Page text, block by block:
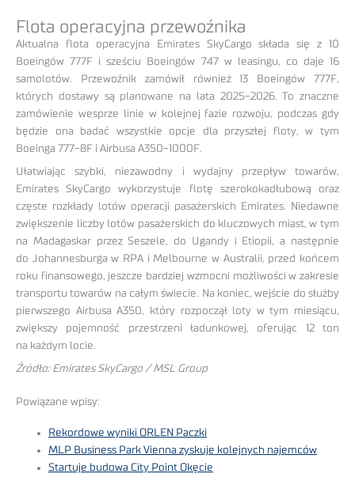
Flota operacyjna przewoźnika
Aktualna flota operacyjna Emirates SkyCargo składa się z 10
Boeingów 777F i sześciu Boeingów 747 w leasingu, co daje 16
samolotów. Przewoźnik zamówił również 13 Boeingów 777F,
których dostawy są planowane na lata 2025-2026. To znaczne
zamówienie wesprze linie w kolejnej fazie rozwoju, podczas gdy
będzie ona badać wszystkie opcje dla przyszłej floty, w tym
Boeinga 777-8F i Airbusa A350-1000F.
Ułatwiając szybki, niezawodny i wydajny przepływ towarów,
Emirates SkyCargo wykorzystuje flotę szerokokadłubową oraz
częste rozkłady lotów operacji pasażerskich Emirates. Niedawne
zwiększenie liczby lotów pasażerskich do kluczowych miast, w tym
na Madagaskar przez Seszele, do Ugandy i Etiopii, a następnie
do Johannesburga w RPA i Melbourne w Australii, przed końcem
roku finansowego, jeszcze bardziej wzmocni możliwości w zakresie
transportu towarów na całym świecie. Na koniec, wejście do służby
pierwszego Airbusa A350, który rozpoczął loty w tym miesiącu,
zwiększy pojemność przestrzeni ładunkowej, oferując 12 ton
na każdym locie.
Źródło: Emirates SkyCargo / MSL Group
Powiązane wpisy:
Rekordowe wyniki ORLEN Paczki
MLP Business Park Vienna zyskuje kolejnych najemców
Startuje budowa City Point Okęcie